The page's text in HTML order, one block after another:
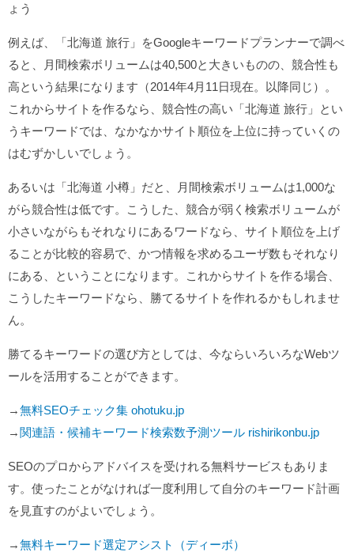
ょう
例えば、「北海道 旅行」をGoogleキーワードプランナーで調べ
ると、月間検索ボリュームは40,500と大きいものの、競合性も
高という結果になります（2014年4月11日現在。以降同じ）。
これからサイトを作るなら、競合性の高い「北海道 旅行」とい
うキーワードでは、なかなかサイト順位を上位に持っていくの
はむずかしいでしょう。
あるいは「北海道 小樽」だと、月間検索ボリュームは1,000な
がら競合性は低です。こうした、競合が弱く検索ボリュームが
小さいながらもそれなりにあるワードなら、サイト順位を上げ
ることが比較的容易で、かつ情報を求めるユーザ数もそれなり
にある、ということになります。これからサイトを作る場合、
こうしたキーワードなら、勝てるサイトを作れるかもしれませ
ん。
勝てるキーワードの選び方としては、今ならいろいろなWebツ
ールを活用することができます。
→無料SEOチェック集 ohotuku.jp
→ 関連語・候補キーワード検索数予測ツール rishirikonbu.jp
SEOのプロからアドバイスを受けれる無料サービスもありま
す。使ったことがなければ一度利用して自分のキーワード計画
を見直すのがよいでしょう。
→無料キーワード選定アシスト（ディーボ）